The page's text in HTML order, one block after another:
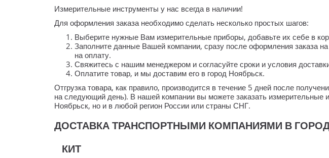
Измерительные инструменты у нас всегда в наличии!
Для оформления заказа необходимо сделать несколько простых шагов:
Выберите нужные Вам измерительные приборы, добавьте их себе в
Заполните данные Вашей компании, сразу после оформления заказа
на оплату.
Свяжитесь с нашим менеджером и согласуйте сроки и условия
Оплатите товар, и мы доставим его в город Ноябрьск.
Отгрузка товара, как правило, производится в течение 5 дней после
на следующий день). В нашей компании вы можете заказать измерительные
Ноябрьск, но и в любой регион России или страны СНГ.
ДОСТАВКА ТРАНСПОРТНЫМИ КОМПАНИЯМИ В
КИТ